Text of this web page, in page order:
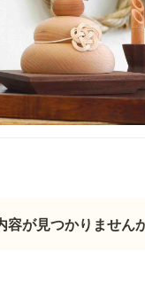
容が見つかりません